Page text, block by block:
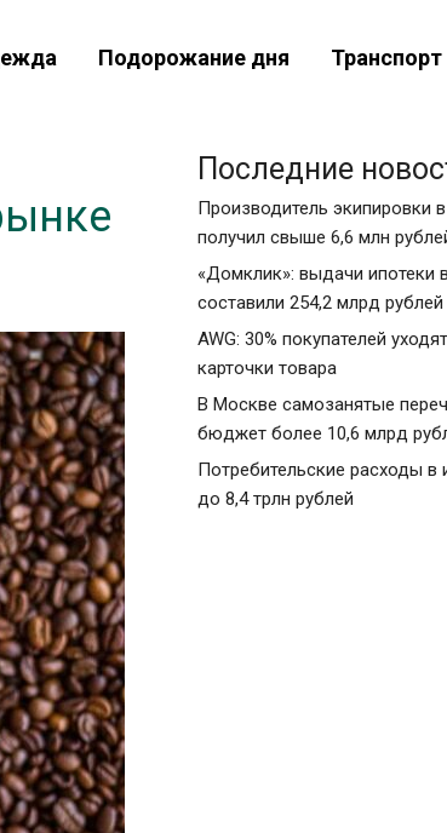
Подорожание дня Транспорт
Последние
Производитель экипировки
получил свыше 6,6 млн
«Домклик»: выдачи ипотеки
составили 254,2 млрд рублей
AWG: 30% покупателей
карточки товара
В Москве самозанятые
бюджет более 10,6 млрд
Потребительские расходы
до 8,4 трлн рублей